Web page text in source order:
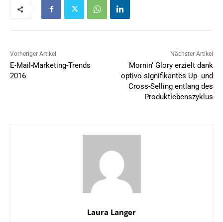
Vorheriger Artikel
E-Mail-Marketing-Trends
2016
Nächster Artikel
Mornin‘ Glory erzielt dank
optivo signifikantes Up- und
Cross-Selling entlang des
Produktlebenszyklus
Laura Langer